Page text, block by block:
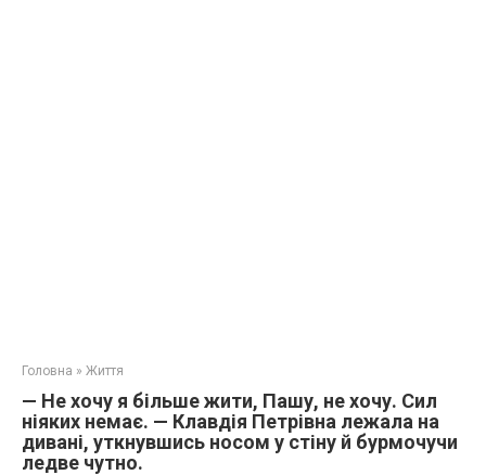
Головна » Життя
— Не хочу я більше жити, Пашу, не хочу. Сил
ніяких немає. — Клавдія Петрівна лежала на
дивані, уткнувшись носом у стіну й бурмочучи
ледве чутно.